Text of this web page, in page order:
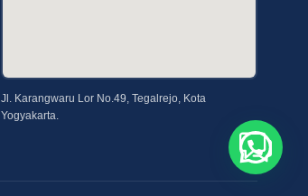
Jl. Karangwaru Lor No.49, Tegalrejo, Kota
Yogyakarta.